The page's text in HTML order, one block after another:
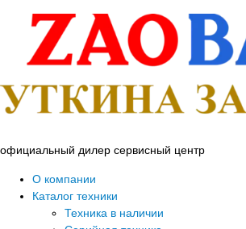
официальный дилер сервисный центр
О компании
Каталог техники
Техника в наличии